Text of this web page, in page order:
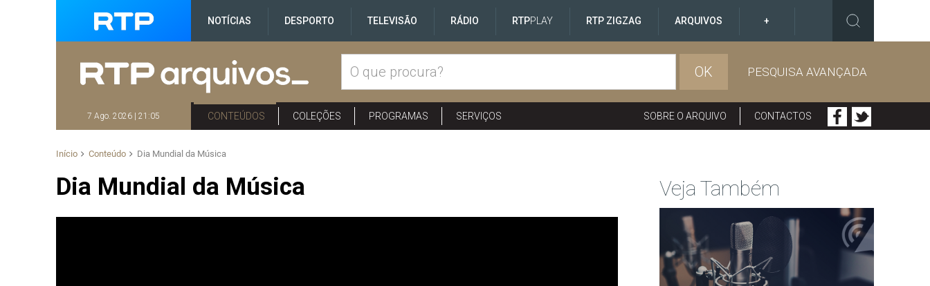
NOTÍCIAS DESPORTO TELEVISÃO RÁDIO RTPPLAY RTP ZIGZAG ARQUIVOS +
OK PESQUISA AVANÇADA
7 Ago. 2026 | 21:05 CONTEÚDOS COLEÇÕES PROGRAMAS SERVIÇOS SOBRE O ARQUIVO CONTACTOS
Início Conteúdo Dia Mundial da Música
Dia Mundial da Música Veja Também